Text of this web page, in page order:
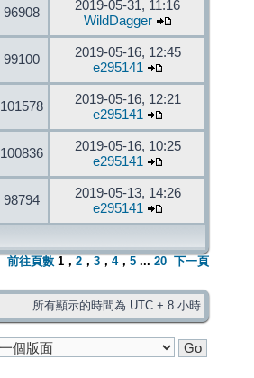
96908
2019-05-31, 11:16
WildDagger
99100
2019-05-16, 12:45
e295141
101578
2019-05-16, 12:21
e295141
100836
2019-05-16, 10:25
e295141
98794
2019-05-13, 14:26
e295141
前往頁數 1 ， 2 ， 3 ， 4， 5 ... 20 下一頁
所有顯示的時間為 UTC + 8 小時